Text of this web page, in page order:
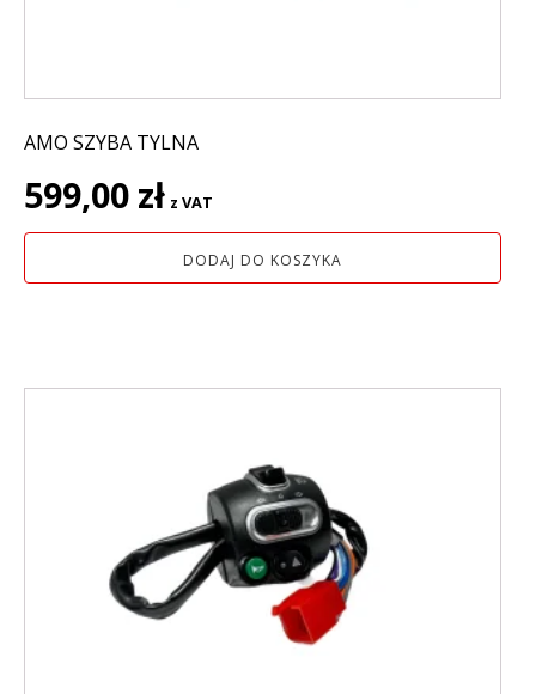
AMO SZYBA TYLNA
599,00 zł z VAT
DODAJ DO KOSZYKA